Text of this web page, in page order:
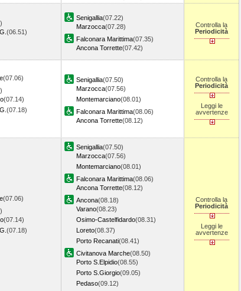
(06.51)
Senigallia(07.22)
Marzocca(07.28)
Falconara Marittima(07.35)
Ancona Torrette(07.42)
Controlla la
Periodicità
(07.06)
(07.14)
(07.18)
Senigallia(07.50)
Marzocca(07.56)
Montemarciano(08.01)
Falconara Marittima(08.06)
Ancona Torrette(08.12)
Controlla la
Periodicità
Leggi le
avvertenze
(07.06)
(07.14)
(07.18)
Senigallia(07.50)
Marzocca(07.56)
Montemarciano(08.01)
Falconara Marittima(08.06)
Ancona Torrette(08.12)
Ancona(08.18)
Varano(08.23)
Osimo-Castelfidardo(08.31)
Loreto(08.37)
Porto Recanati(08.41)
Civitanova Marche(08.50)
Porto S.Elpidio(08.55)
Porto S.Giorgio(09.05)
Pedaso(09.12)
Controlla la
Periodicità
Leggi le
avvertenze